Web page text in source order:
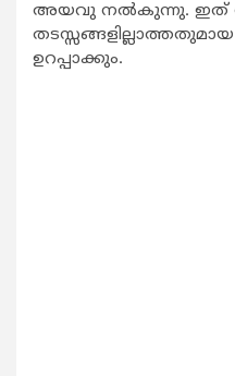
അയവു നല്‍കുന്നു. ഇത്
ഉറപ്പാക്കും.